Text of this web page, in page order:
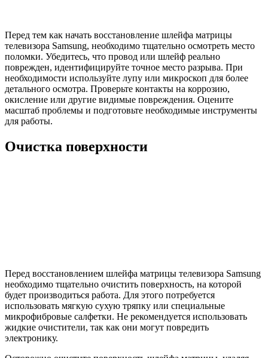
Перед тем как начать восстановление шлейфа матрицы
телевизора Samsung, необходимо тщательно осмотреть место
поломки. Убедитесь, что провод или шлейф реально
поврежден, идентифицируйте точное место разрыва. При
необходимости используйте лупу или микроскоп для более
детального осмотра. Проверьте контакты на коррозию,
окисление или другие видимые повреждения. Оцените
масштаб проблемы и подготовьте необходимые инструменты
для работы.
Очистка поверхности
Перед восстановлением шлейфа матрицы телевизора Samsung
необходимо тщательно очистить поверхность, на которой
будет производиться работа. Для этого потребуется
использовать мягкую сухую тряпку или специальные
микрофибровые салфетки. Не рекомендуется использовать
жидкие очистители, так как они могут повредить
электронику.